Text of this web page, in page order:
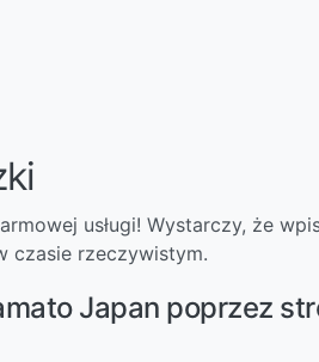
usługi! Wystarczy, że
czasie rzeczywistym.
Japan poprzez